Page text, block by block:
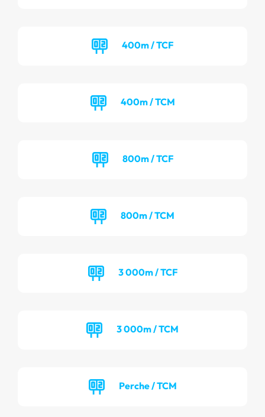
400m / TCF
400m / TCM
800m / TCF
800m / TCM
3 000m / TCF
3 000m / TCM
Perche / TCM